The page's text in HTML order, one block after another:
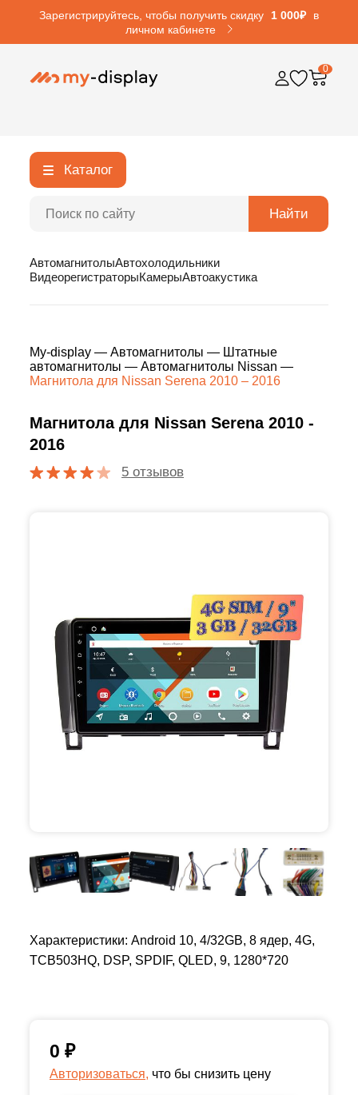
Зарегистрируйтесь, чтобы получить скидку 1 000₽
в
личном кабинете
0
Каталог
Найти
АвтомагнитолыАвтохолодильники
ВидеорегистраторыКамерыАвтоакустика
My-display — Автомагнитолы — Штатные
автомагнитолы — Автомагнитолы Nissan —
Магнитола для Nissan Serena 2010 – 2016
Магнитола для Nissan Serena 2010 -
2016
5 отзывов
Характеристики: Android 10, 4/32GB, 8 ядер, 4G,
TCB503HQ, DSP, SPDIF, QLED, 9, 1280*720
0 ₽
Авторизоваться, что бы снизить цену